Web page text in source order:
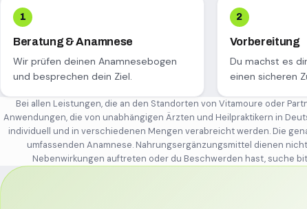
Beratung & Anamnese
Wir prüfen deinen Anamnesebogen
und besprechen dein Ziel.
Vorbereitung
Du machst es
einen sicheren
Bei allen Leistungen, die an den Standorten von Vitamoure oder
Anwendungen, die von unabhängigen Ärzten und Heilpraktikern in
individuell und in verschiedenen Mengen verabreicht werden. Die
umfassenden Anamnese. Nahrungsergänzungsmittel dienen
Nebenwirkungen auftreten oder du Beschwerden hast, suche